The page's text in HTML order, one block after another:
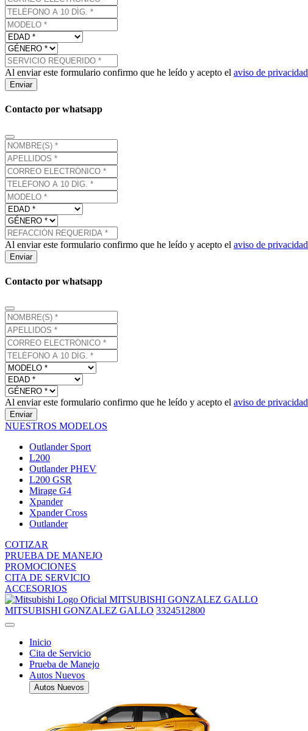
Al enviar este formulario confirmo que he leído y acepto el aviso de privacidad
Enviar
Contacto por whatsapp
Al enviar este formulario confirmo que he leído y acepto el aviso de privacidad
Enviar
Contacto por whatsapp
Al enviar este formulario confirmo que he leído y acepto el aviso de privacidad
Enviar
NUESTROS MODELOS
Outlander Sport
L200
Outlander PHEV
L200 GSR
Mirage G4
Xpander
Xpander Cross
Outlander
COTIZAR
PRUEBA DE MANEJO
PROMOCIONES
CITA DE SERVICIO
ACCESORIOS
MITSUBISHI GONZALEZ GALLO
MITSUBISHI GONZALEZ GALLO 3324512800
Inicio
Cita de Servicio
Prueba de Manejo
Autos Nuevos
Autos Nuevos